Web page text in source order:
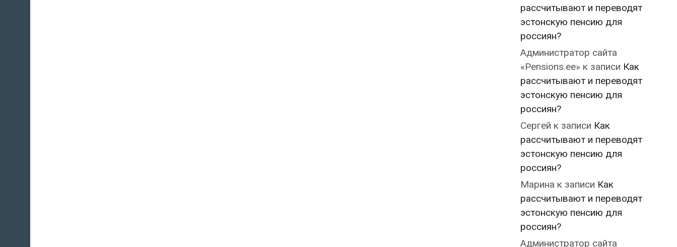
рассчитывают и переводят
эстонскую пенсию для
россиян?
Администратор сайта
«Pensions.ee» к записи Как
рассчитывают и переводят
эстонскую пенсию для
россиян?
Сергей к записи Как
рассчитывают и переводят
эстонскую пенсию для
россиян?
Марина к записи Как
рассчитывают и переводят
эстонскую пенсию для
россиян?
Администратор сайта